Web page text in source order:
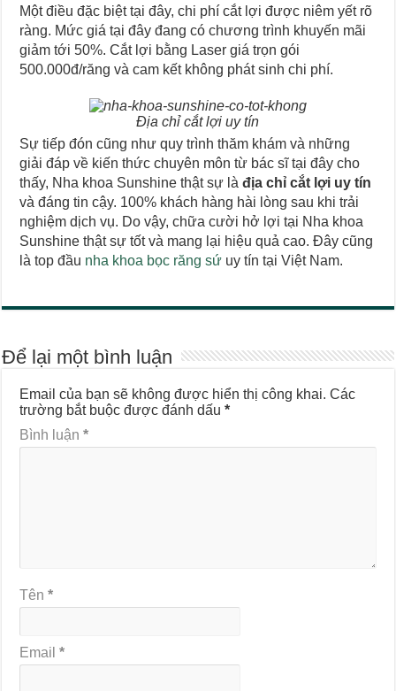
Một điều đặc biệt tại đây, chi phí cắt lợi được niêm yết rõ
ràng. Mức giá tại đây đang có chương trình khuyến mãi
giảm tới 50%. Cắt lợi bằng Laser giá trọn gói
500.000đ/răng và cam kết không phát sinh chi phí.
Địa chỉ cắt lợi uy tín
Sự tiếp đón cũng như quy trình thăm khám và những
giải đáp về kiến thức chuyên môn từ bác sĩ tại đây cho
thấy, Nha khoa Sunshine thật sự làđịa chỉ cắt lợi uy tín
và đáng tin cậy. 100% khách hàng hài lòng sau khi trải
nghiệm dịch vụ. Do vậy, chữa cười hở lợi tại Nha khoa
Sunshine thật sự tốt và mang lại hiệu quả cao. Đây cũng
là top đầu nha khoa bọc răng sứ uy tín tại Việt Nam.
Để lại một bình luận
Email của bạn sẽ không được hiển thị công khai. Các
trường bắt buộc được đánh dấu*
Bình luận*
Tên*
Email*